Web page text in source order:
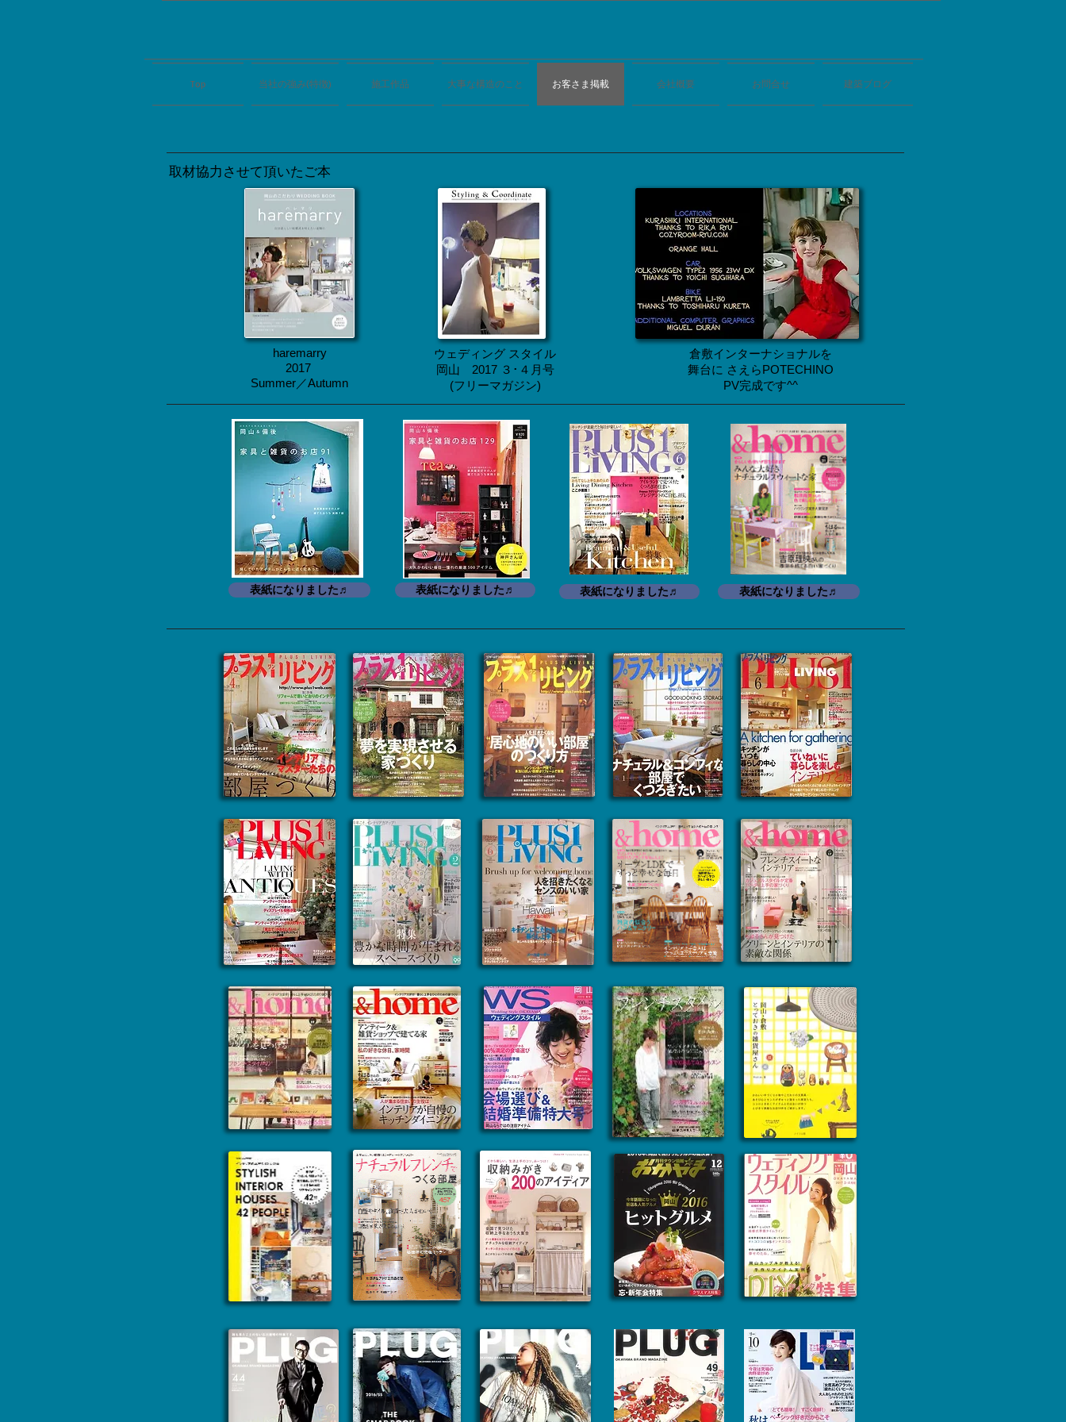
Top 当社の強み(特徴) 施工作品 大事な構造のこと お客さま掲載 会社概要 お問合せ 建築ブログ
取材協力させて頂いたご本
haremarry
​2017
Summer／Autumn
ウェディング スタイル
​岡山 2017 ３･４月号
(フリーマガジン)
倉敷インターナショナルを
舞台に さえらPOTECHINO
PV完成です^^
表紙になりました♬ 表紙になりました♬ 表紙になりました♬ 表紙になりました♬